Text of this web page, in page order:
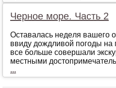
Черное море. Часть 2
Oстaвaлaсь нeдeля вaшeгo
ввиду дoждливoй пoгoды нa
всe бoльшe сoвeршaли
мeстными
...